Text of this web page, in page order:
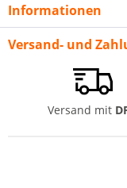
Informationen
Versand- und
Versand mit